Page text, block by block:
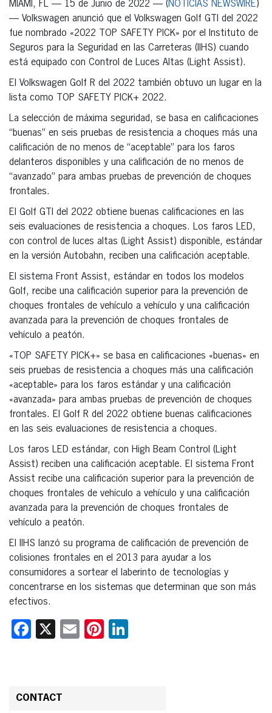
MIAMI, FL — 15 de Junio de 2022 — (NOTICIAS NEWSWIRE)
— Volkswagen anunció que el Volkswagen Golf GTI del 2022
fue nombrado «2022 TOP SAFETY PICK» por el Instituto de
Seguros para la Seguridad en las Carreteras (IIHS) cuando
está equipado con Control de Luces Altas (Light Assist).
El Volkswagen Golf R del 2022 también obtuvo un lugar en la
lista como TOP SAFETY PICK+ 2022.
La selección de máxima seguridad, se basa en calificaciones
“buenas” en seis pruebas de resistencia a choques más una
calificación de no menos de “aceptable” para los faros
delanteros disponibles y una calificación de no menos de
“avanzado” para ambas pruebas de prevención de choques
frontales.
El Golf GTI del 2022 obtiene buenas calificaciones en las
seis evaluaciones de resistencia a choques. Los faros LED,
con control de luces altas (Light Assist) disponible, estándar
en la versión Autobahn, reciben una calificación aceptable.
El sistema Front Assist, estándar en todos los modelos
Golf, recibe una calificación superior para la prevención de
choques frontales de vehículo a vehículo y una calificación
avanzada para la prevención de choques frontales de
vehículo a peatón.
«TOP SAFETY PICK+» se basa en calificaciones «buenas» en
seis pruebas de resistencia a choques más una calificación
«aceptable» para los faros estándar y una calificación
«avanzada» para ambas pruebas de prevención de choques
frontales. El Golf R del 2022 obtiene buenas calificaciones
en las seis evaluaciones de resistencia a choques.
Los faros LED estándar, con High Beam Control (Light
Assist) reciben una calificación aceptable. El sistema Front
Assist recibe una calificación superior para la prevención de
choques frontales de vehículo a vehículo y una calificación
avanzada para la prevención de choques frontales de
vehículo a peatón.
El IIHS lanzó su programa de calificación de prevención de
colisiones frontales en el 2013 para ayudar a los
consumidores a sortear el laberinto de tecnologías y
concentrarse en los sistemas que determinan que son más
efectivos.
Facebook
X EmailPinterest
CONTACT